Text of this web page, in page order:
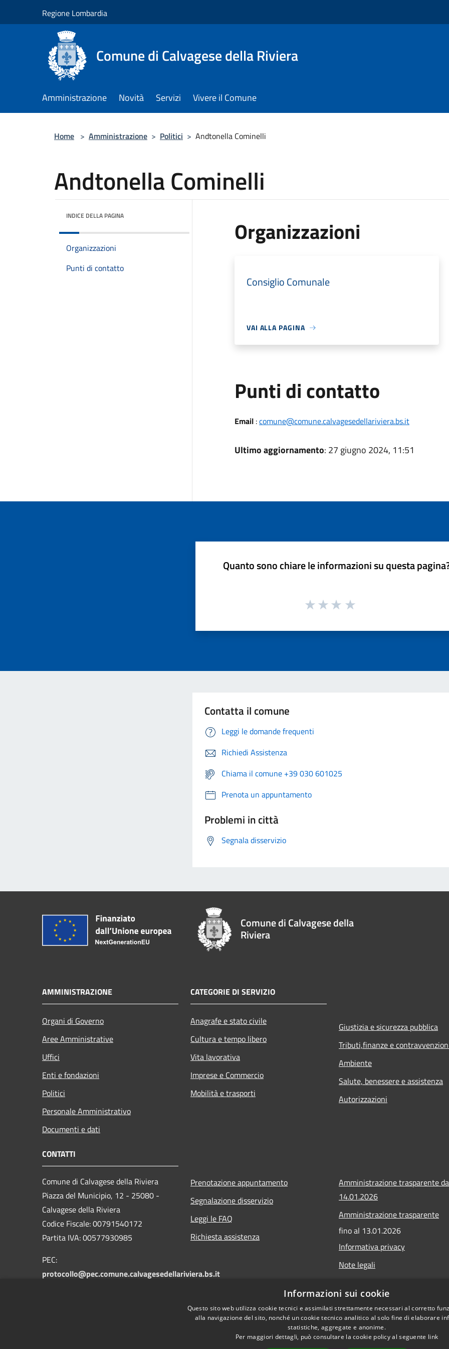
Regione Lombardia
Comune di Calvagese della Riviera
Amministrazione Novità Servizi Vivere il Comune
Home > Amministrazione > Politici > Andtonella Cominelli
Andtonella Cominelli
INDICE DELLA PAGINA
Organizzazioni
Punti di contatto
Organizzazioni
Consiglio Comunale
VAI ALLA PAGINA
Punti di contatto
Email:comune@comune.calvagesedellariviera.bs.it
Ultimo aggiornamento: 27 giugno 2024, 11:51
Quanto sono chiare le informazioni su questa
Contatta il comune
Leggi le domande frequenti
Richiedi Assistenza
Chiama il comune +39 030 601025
Prenota un appuntamento
Problemi in città
Segnala disservizio
Comune di Calvagese della
Riviera
AMMINISTRAZIONE
Organi di Governo
Aree Amministrative
Uffici
Enti e fondazioni
Politici
Personale Amministrativo
Documenti e dati
CATEGORIE DI SERVIZIO
Anagrafe e stato civile
Cultura e tempo libero
Vita lavorativa
Imprese e Commercio
Mobilità e trasporti
Giustizia e sicurezza pubblica
Tributi,finanze e
Ambiente
Salute, benessere e assistenza
Autorizzazioni
CONTATTI
Comune di Calvagese della Riviera
Piazza del Municipio, 12 - 25080 -
Calvagese della Riviera
Codice Fiscale: 00791540172
Partita IVA: 00577930985
PEC:
protocollo@pec.comune.calvagesedellariviera.bs.it
Prenotazione appuntamento
Segnalazione disservizio
Leggi le FAQ
Richiesta assistenza
Amministrazione trasparente
14.01.2026
Amministrazione trasparente
fino al 13.01.2026
Informativa privacy
Note legali
Obiettivi di accessibilità
Informazioni sui cookie
Questo sito web utilizza cookie tecnici e assimilati strettamente necessari al corretto
alla navigazione del sito, nonché un cookie tecnico analitico al solo fine di elaborare
statistiche, aggregate e anonime.
Per maggiori dettagli, può consultare la cookie policy al seguente link